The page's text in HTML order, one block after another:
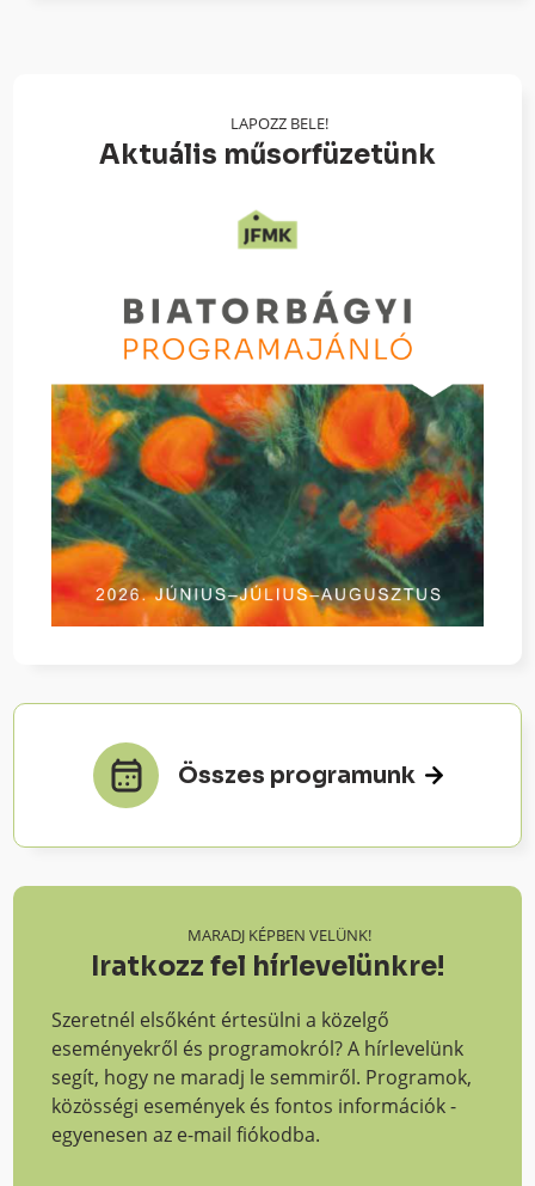
LAPOZZ BELE!
Aktuális műsorfüzetünk
Összes programunk
MARADJ KÉPBEN VELÜNK!
Iratkozz fel hírlevelünkre!
Szeretnél elsőként értesülni a közelgő
eseményekről és programokról? A hírlevelünk
segít, hogy ne maradj le semmiről. Programok,
közösségi események és fontos információk -
egyenesen az e-mail fiókodba.